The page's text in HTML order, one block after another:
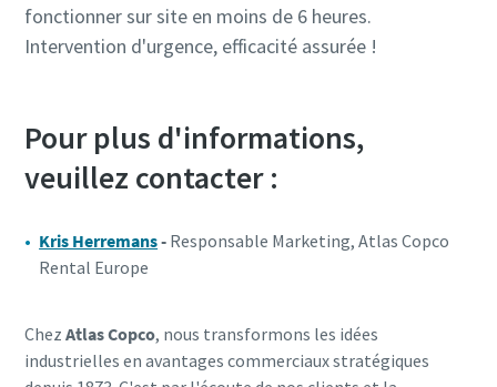
fonctionner sur site en moins de 6 heures.
Intervention d'urgence, efficacité assurée !
Pour plus d'informations,
veuillez contacter :
Kris Herremans- Responsable Marketing, Atlas Copco
Rental Europe
Chez Atlas Copco, nous transformons les idées
industrielles en avantages commerciaux stratégiques